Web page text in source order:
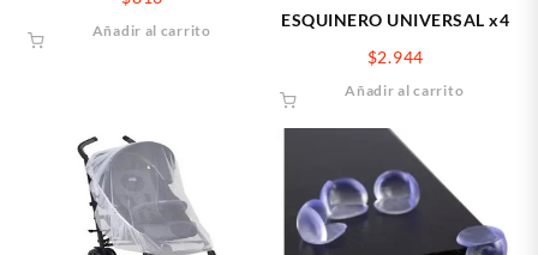
Añadir al carrito
ESQUINERO UNIVERSAL x4
$2.944
Añadir al carrito